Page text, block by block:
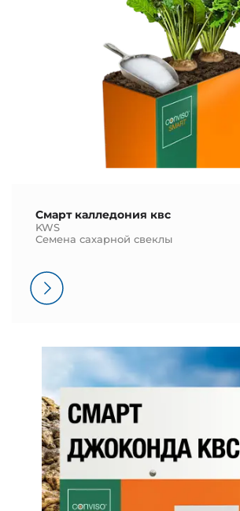
Смарт калледония квс
KWS
Семена сахарной свеклы